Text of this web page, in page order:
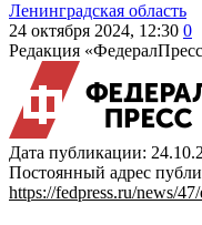
Ленинградская область
24 октября 2024, 12:30 0
Редакция
Дата публикации:
Постоянный адрес
https://fedpress.ru/news/